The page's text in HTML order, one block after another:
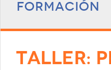
Formación
TALLER: